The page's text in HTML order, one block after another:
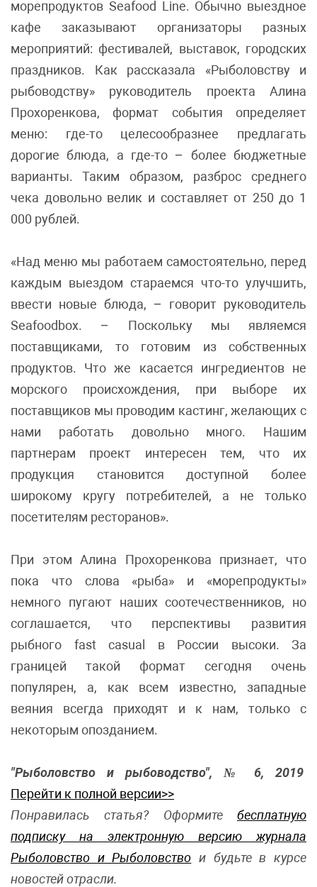
морепродуктов Seafood Line. Обычно выездное
кафе заказывают организаторы разных
мероприятий: фестивалей, выставок, городских
праздников. Как рассказала «Рыболовству и
рыбоводству» руководитель проекта Алина
Прохоренкова, формат события определяет
меню: где-то целесообразнее предлагать
дорогие блюда, а где-то – более бюджетные
варианты. Таким образом, разброс среднего
чека довольно велик и составляет от 250 до 1
000 рублей.
«Над меню мы работаем самостоятельно, перед
каждым выездом стараемся что-то улучшить,
ввести новые блюда, – говорит руководитель
Seafoodbox. – Поскольку мы являемся
поставщиками, то готовим из собственных
продуктов. Что же касается ингредиентов не
морского происхождения, при выборе их
поставщиков мы проводим кастинг, желающих с
нами работать довольно много. Нашим
партнерам проект интересен тем, что их
продукция становится доступной более
широкому кругу потребителей, а не только
посетителям ресторанов».
При этом Алина Прохоренкова признает, что
пока что слова «рыба» и «морепродукты»
немного пугают наших соотечественников, но
соглашается, что перспективы развития
рыбного fast casual в России высоки. За
границей такой формат сегодня очень
популярен, а, как всем известно, западные
веяния всегда приходят и к нам, только с
некоторым опозданием.
"Рыболовство и рыбоводство", № 6, 2019
Перейти к полной версии>>
Понравилась статья? Оформите бесплатную
подписку на электронную версию журнала
Рыболовство и Рыболовство и будьте в курсе
новостей отрасли.